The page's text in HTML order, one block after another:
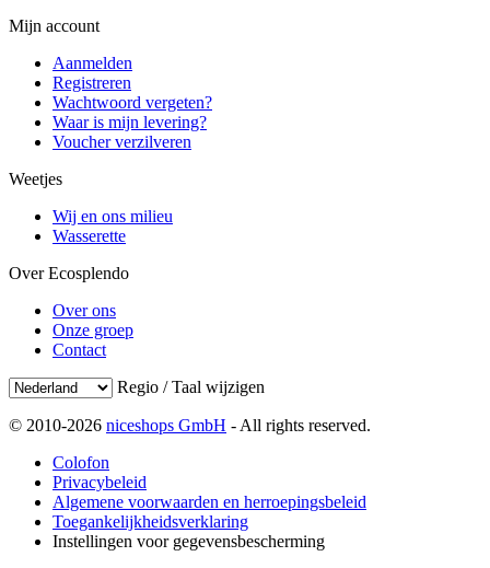
Mijn account
Aanmelden
Registreren
Wachtwoord vergeten?
Waar is mijn levering?
Voucher verzilveren
Weetjes
Wij en ons milieu
Wasserette
Over Ecosplendo
Over ons
Onze groep
Contact
Regio / Taal wijzigen
© 2010-2026 niceshops GmbH - All rights reserved.
Colofon
Privacybeleid
Algemene voorwaarden en herroepingsbeleid
Toegankelijkheidsverklaring
Instellingen voor gegevensbescherming